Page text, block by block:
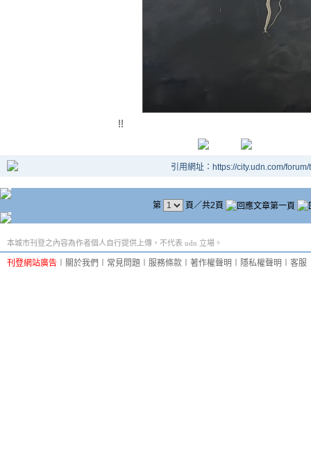
!!
引用網址：https://city.udn.com/
第 頁／共2頁
本城市刊登之內容為作者個人自行提供上傳，不代表 udn 立場。
刊登網站廣告 關於我們 常見問題 服務條款 著作權聲明 隱私權聲明 客服